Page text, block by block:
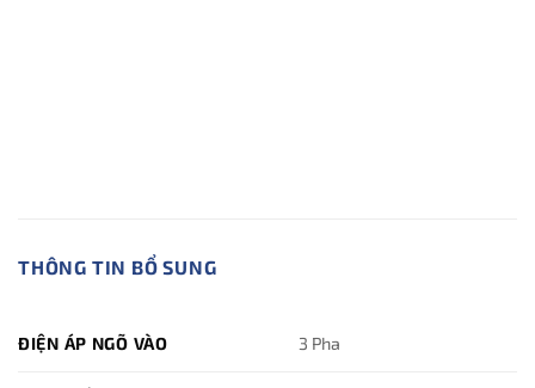
THÔNG TIN BỔ SUNG
ĐIỆN ÁP NGÕ VÀO 3 Pha